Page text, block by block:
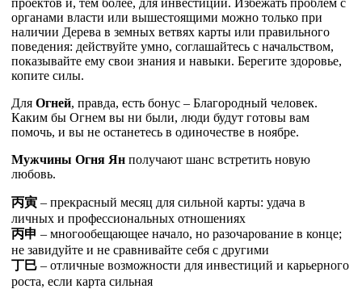
органами власти или вышестоящими можно только при
наличии Дерева в земных ветвях карты или правильного
поведения: действуйте умно, соглашайтесь с начальством,
показывайте ему свои знания и навыки. Берегите здоровье,
копите силы.
Для Огней, правда, есть бонус – Благородный человек.
Каким бы Огнем вы ни были, люди будут готовы вам
помочь, и вы не останетесь в одиночестве в ноябре.
Мужчины Огня Ян получают шанс встретить новую
любовь.
丙寅 – прекрасный месяц для сильной карты: удача в
личных и профессиональных отношениях
丙申 – многообещающее начало, но разочарование в конце;
не завидуйте и не сравнивайте себя с другими
丁巳 – отличные возможности для инвестиций и карьерного
роста, если карта сильная